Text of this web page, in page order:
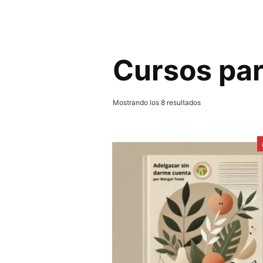
Cursos
Mostrando los 8 resultadosOrdenado